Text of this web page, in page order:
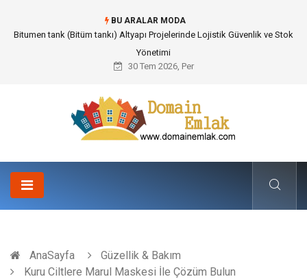
BU ARALAR MODA
Güvenilir Chip Satışı: Kesintisiz Poker Deneyimi İçin Profesyonel Destek
30 Tem 2026, Per
AnaSayfa
Güzellik & Bakım
Kuru Ciltlere Marul Maskesi İle Çözüm Bulun